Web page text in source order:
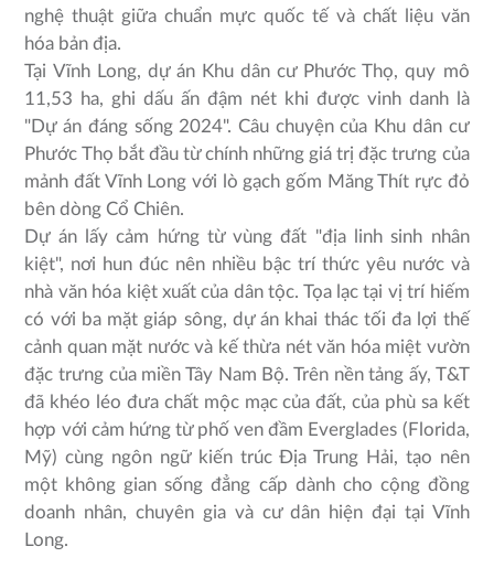
nghệ thuật giữa chuẩn mực quốc tế và chất liệu văn
hóa bản địa.
Tại Vĩnh Long, dự án Khu dân cư Phước Thọ, quy mô
11,53 ha, ghi dấu ấn đậm nét khi được vinh danh là
"Dự án đáng sống 2024". Câu chuyện của Khu dân cư
Phước Thọ bắt đầu từ chính những giá trị đặc trưng của
mảnh đất Vĩnh Long với lò gạch gốm Măng Thít rực đỏ
bên dòng Cổ Chiên.
Dự án lấy cảm hứng từ vùng đất "địa linh sinh nhân
kiệt", nơi hun đúc nên nhiều bậc trí thức yêu nước và
nhà văn hóa kiệt xuất của dân tộc. Tọa lạc tại vị trí hiếm
có với ba mặt giáp sông, dự án khai thác tối đa lợi thế
cảnh quan mặt nước và kế thừa nét văn hóa miệt vườn
đặc trưng của miền Tây Nam Bộ. Trên nền tảng ấy, T&T
đã khéo léo đưa chất mộc mạc của đất, của phù sa kết
hợp với cảm hứng từ phố ven đầm Everglades (Florida,
Mỹ) cùng ngôn ngữ kiến trúc Địa Trung Hải, tạo nên
một không gian sống đẳng cấp dành cho cộng đồng
doanh nhân, chuyên gia và cư dân hiện đại tại Vĩnh
Long.